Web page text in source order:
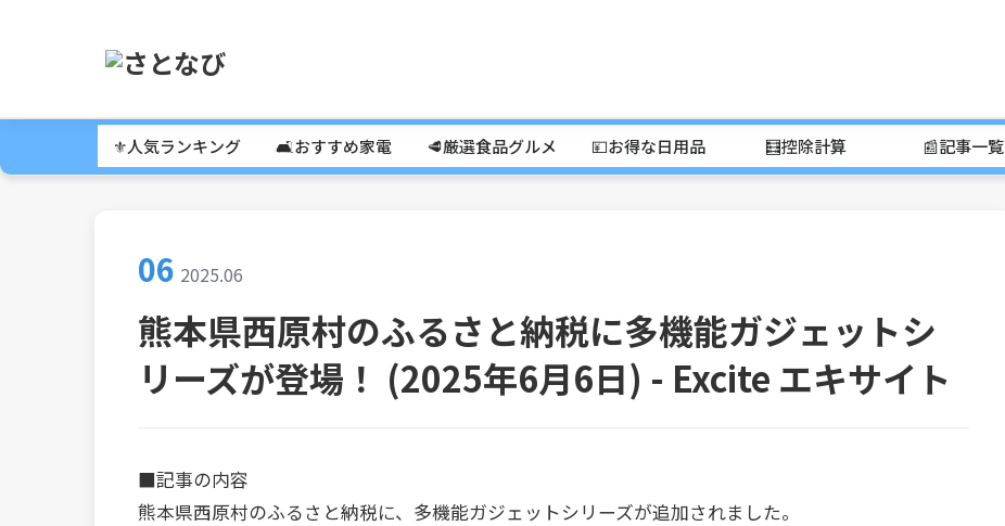
⚜️人気ランキング 🛋️おすすめ家電 🥩厳選食品グルメ 💴お得な日用品 🧮控除計算 📰記事一覧
06 2025.06
熊本県西原村のふるさと納税に多機能ガジェットシ
リーズが登場！ (2025年6月6日) - Excite エキサイト
■記事の内容
熊本県西原村のふるさと納税に、多機能ガジェットシリーズが追加されました。